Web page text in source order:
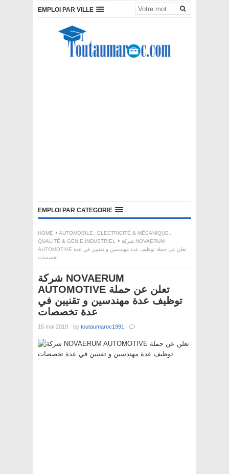
EMPLOI PAR VILLE
EMPLOI PAR CATEGORIE
HOME AUTOMOBILE , ELECTRICITÉ & MÉCANIQUE ,
QUALITÉ & GÉNIE INDUSTRIEL
شركة NOVAERUM
AUTOMOTIVE تعلن عن حملة توظيف عدة مهندسين و تقنيين في عدة
تخصصات
شركة NOVAERUM
AUTOMOTIVE تعلن عن حملة
توظيف عدة مهندسين و تقنيين في
عدة تخصصات
15 mai 2019 · by toutaumaroc1991 ·